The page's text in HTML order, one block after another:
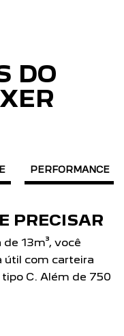
DO
PERFORMANCE
PRECISAR
13m³, você
útil com carteira
C. Além de 750